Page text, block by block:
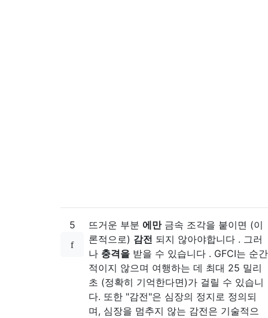
5 뜨거운 부분 에만금속 조각을 붙이면 (이
론적으로) 감전 되지 않아야합니다 . 그러
나 충격을 받을 수 있습니다 . GFCI는 순간
적이지 않으며 여행하는 데 최대 25 밀리
초 (정확히 기억한다면)가 걸릴 수 있습니
다. 또한 "감전"은 심장의 정지로 정의되
며, 심장을 멈추지 않는 감전은 기술적으